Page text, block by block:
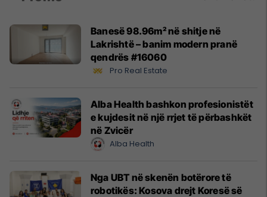
Banesë 98.96m² në shitje në
Lakrishtë – banim modern pranë
qendrës #16060
Pro Real Estate
Alba Health bashkon profesionistët
e kujdesit në një rrjet të përbashkët
në Zvicër
Alba Health
Nga UBT në skenën botërore të
robotikës: Kosova drejt Koresë së